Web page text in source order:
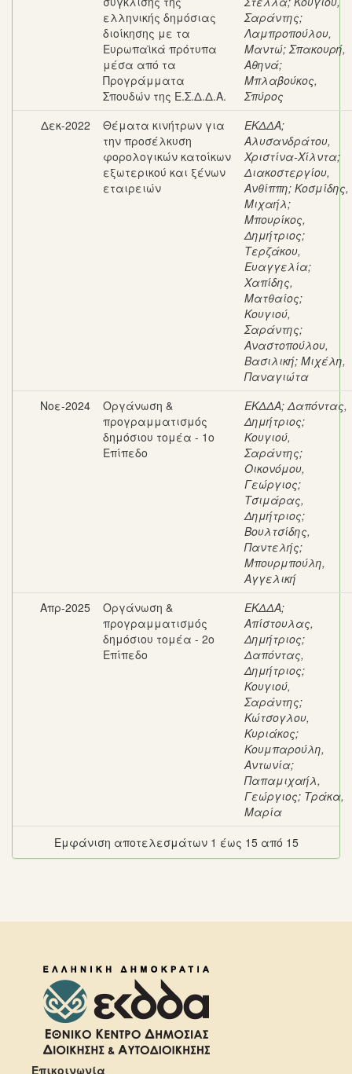
ελληνικής δημόσιας
διοίκησης με τα
Ευρωπαϊκά πρότυπα
μέσα από τα
Προγράμματα
Σπουδών της Ε.Σ.Δ.Δ.Α.
Σαράντης;
Λαμπροπούλου,
Μαντώ;Σπακουρή,
Αθηνά;
Μπλαβούκος,
Σπύρος
Δεκ-2022
Θέματα κινήτρων για
την προσέλκυση
φορολογικών κατοίκων
εξωτερικού και ξένων
εταιρειών
ΕΚΔΔΑ;
Αλυσανδράτου,
Χριστίνα-Χίλντα;
Διακοστεργίου,
Ανθίππη; Κοσμίδης,
Μιχαήλ;
Μπουρίκος,
Δημήτριος;
Τερζάκου,
Ευαγγελία;
Χαπίδης,
Ματθαίος;
Κουγιού,
Σαράντης;
Αναστοπούλου,
Βασιλική; Μιχέλη,
Παναγιώτα
Νοε-2024
Οργάνωση &
προγραμματισμός
δημόσιου τομέα - 1ο
Επίπεδο
ΕΚΔΔΑ;Δαπόντας,
Δημήτριος;
Κουγιού,
Σαράντης;
Οικονόμου,
Γεώργιος;
Τσιμάρας,
Δημήτριος;
Βουλτσίδης,
Παντελής;
Μπουρμπούλη,
Αγγελική
Απρ-2025
Οργάνωση &
προγραμματισμός
δημόσιου τομέα - 2ο
Επίπεδο
ΕΚΔΔΑ;
Απίστουλας,
Δημήτριος;
Δαπόντας,
Δημήτριος;
Κουγιού,
Σαράντης;
Κώτσογλου,
Κυριάκος;
Κουμπαρούλη,
Αντωνία;
Παπαμιχαήλ,
Γεώργιος; Τράκα,
Μαρία
Εμφάνιση αποτελεσμάτων 1 έως 15 από 15
Επικοινωνία